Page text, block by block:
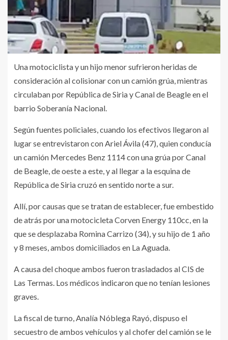
Una motociclista y un hijo menor sufrieron heridas de
consideración al colisionar con un camión grúa, mientras
circulaban por República de Siria y Canal de Beagle en el
barrio Soberanía Nacional.
Según fuentes policiales, cuando los efectivos llegaron al
lugar se entrevistaron con Ariel Ávila (47), quien conducía
un camión Mercedes Benz 1114 con una grúa por Canal
de Beagle, de oeste a este, y al llegar a la esquina de
República de Siria cruzó en sentido norte a sur.
Allí, por causas que se tratan de establecer, fue embestido
de atrás por una motocicleta Corven Energy 110cc, en la
que se desplazaba Romina Carrizo (34), y su hijo de 1 año
y 8 meses, ambos domiciliados en La Aguada.
A causa del choque ambos fueron trasladados al CIS de
Las Termas. Los médicos indicaron que no tenían lesiones
graves.
La fiscal de turno, Analía Nóblega Rayó, dispuso el
secuestro de ambos vehículos y al chofer del camión se le